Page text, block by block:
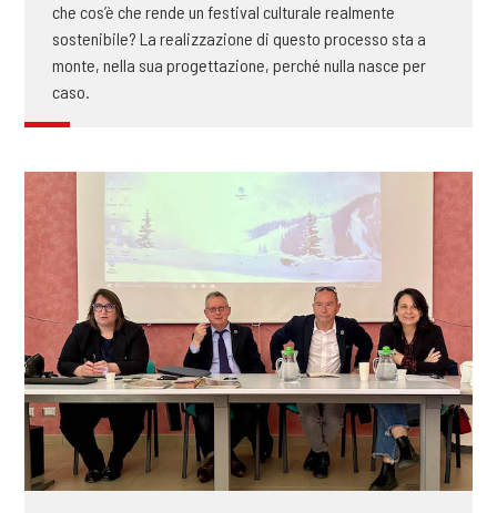
che cos’è che rende un festival culturale realmente
sostenibile? La realizzazione di questo processo sta a
monte, nella sua progettazione, perché nulla nasce per
caso.